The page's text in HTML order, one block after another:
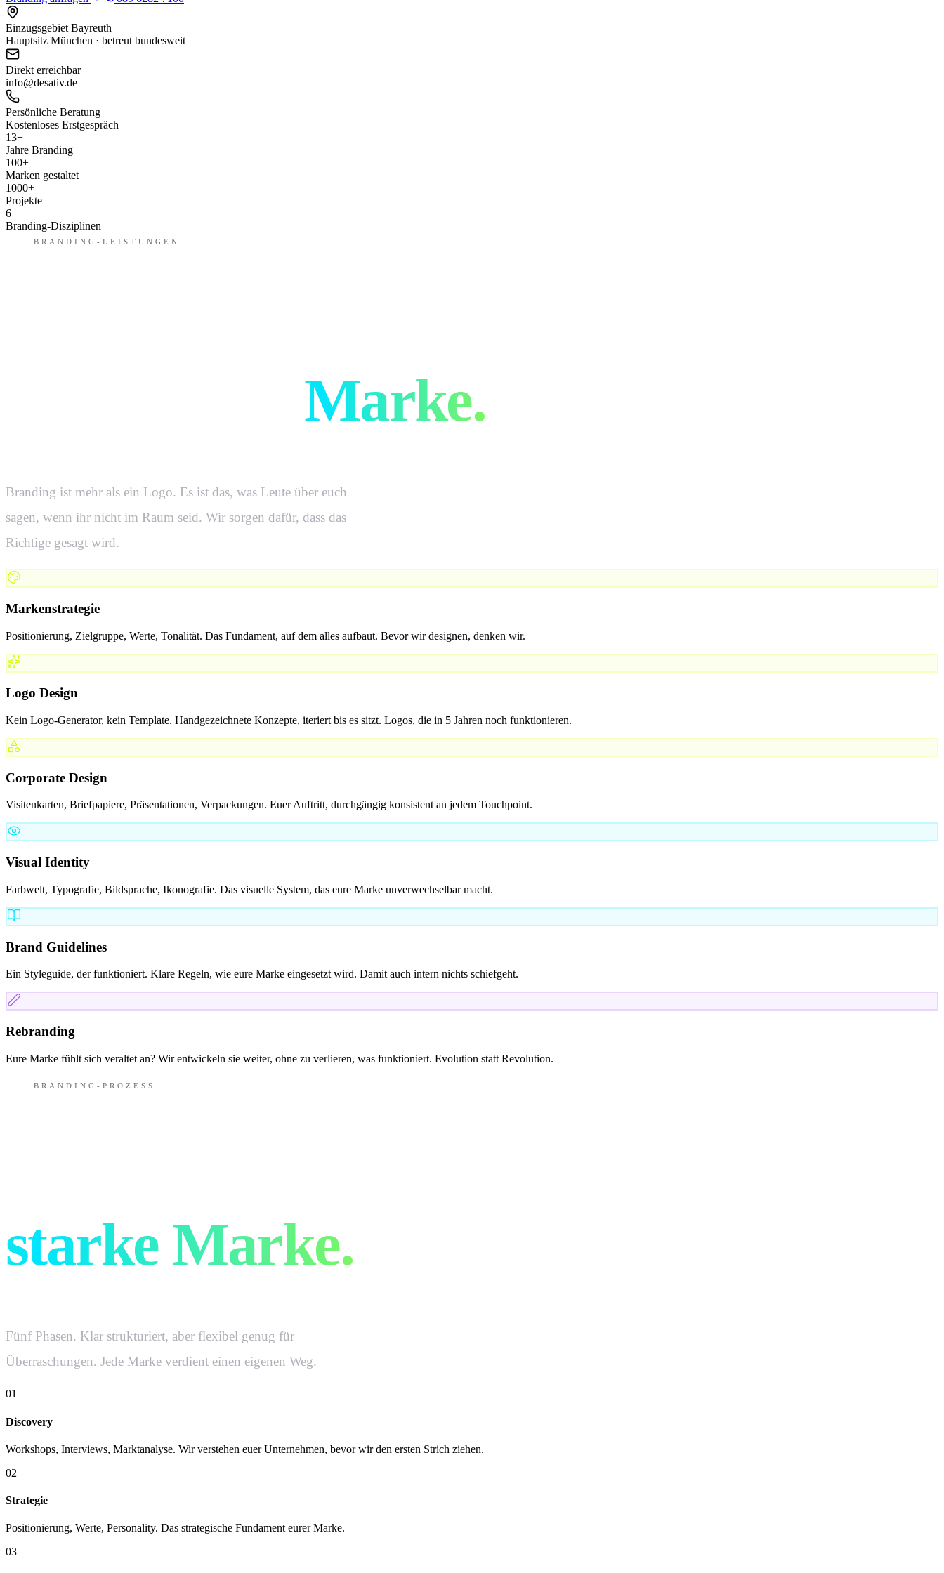
Einzugsgebiet Bayreuth
Hauptsitz München · betreut bundesweit
Direkt erreichbar
info@desativ.de
Persönliche Beratung
Kostenloses Erstgespräch
13+
Jahre Branding
100+
Marken gestaltet
1000+
Projekte
6
Branding-Disziplinen
BRANDING-LEISTUNGEN
Marke.
Branding ist mehr als ein Logo. Es ist das, was Leute über euch
sagen, wenn ihr nicht im Raum seid. Wir sorgen dafür, dass das
Richtige gesagt wird.
Markenstrategie
Positionierung, Zielgruppe, Werte, Tonalität. Das Fundament, auf dem alles aufbaut. Bevor wir designen, denken wir.
Logo Design
Kein Logo-Generator, kein Template. Handgezeichnete Konzepte, iteriert bis es sitzt. Logos, die in 5 Jahren noch funktionieren.
Corporate Design
Visitenkarten, Briefpapiere, Präsentationen, Verpackungen. Euer Auftritt, durchgängig konsistent an jedem Touchpoint.
Visual Identity
Farbwelt, Typografie, Bildsprache, Ikonografie. Das visuelle System, das eure Marke unverwechselbar macht.
Brand Guidelines
Ein Styleguide, der funktioniert. Klare Regeln, wie eure Marke eingesetzt wird. Damit auch intern nichts schiefgeht.
Rebranding
Eure Marke fühlt sich veraltet an? Wir entwickeln sie weiter, ohne zu verlieren, was funktioniert. Evolution statt Revolution.
BRANDING-PROZESS
starke Marke.
Fünf Phasen. Klar strukturiert, aber flexibel genug für
Überraschungen. Jede Marke verdient einen eigenen Weg.
01
Discovery
Workshops, Interviews, Marktanalyse. Wir verstehen euer Unternehmen, bevor wir den ersten Strich ziehen.
02
Strategie
Positionierung, Werte, Personality. Das strategische Fundament eurer Marke.
03